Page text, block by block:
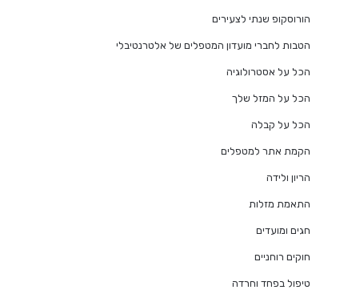
הורוסקופ שנתי לצעירים
הטבות לחברי מועדון המטפלים של אלטרנטיבלי
הכל על אסטרולוגיה
הכל על המזל שלך
הכל על קבלה
הקמת אתר למטפלים
הריון ולידה
התאמת מזלות
חגים ומועדים
חוקים רוחניים
טיפול בפחד וחרדה